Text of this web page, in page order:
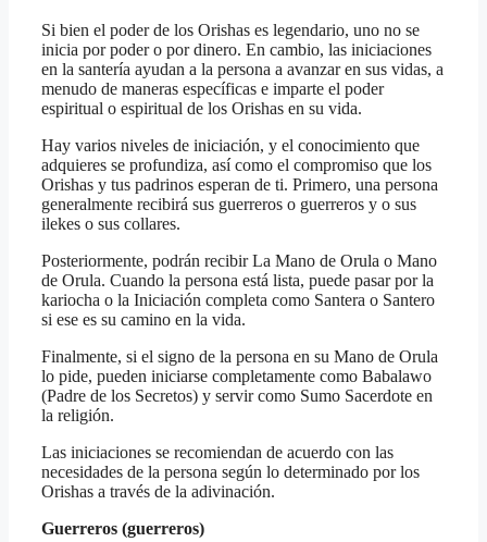
Si bien el poder de los Orishas es legendario, uno no se
inicia por poder o por dinero. En cambio, las iniciaciones
en la santería ayudan a la persona a avanzar en sus vidas, a
menudo de maneras específicas e imparte el poder
espiritual o espiritual de los Orishas en su vida.
Hay varios niveles de iniciación, y el conocimiento que
adquieres se profundiza, así como el compromiso que los
Orishas y tus padrinos esperan de ti. Primero, una persona
generalmente recibirá sus guerreros o guerreros y o sus
ilekes o sus collares.
Posteriormente, podrán recibir La Mano de Orula o Mano
de Orula. Cuando la persona está lista, puede pasar por la
kariocha o la Iniciación completa como Santera o Santero
si ese es su camino en la vida.
Finalmente, si el signo de la persona en su Mano de Orula
lo pide, pueden iniciarse completamente como Babalawo
(Padre de los Secretos) y servir como Sumo Sacerdote en
la religión.
Las iniciaciones se recomiendan de acuerdo con las
necesidades de la persona según lo determinado por los
Orishas a través de la adivinación.
Guerreros (guerreros)